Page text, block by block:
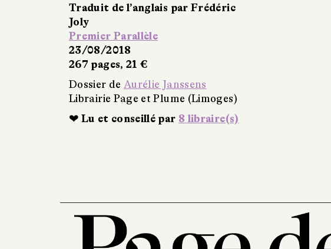
Traduit de l’anglais par Frédéric
Joly
Premier Parallèle
23/08/2018
267 pages, 21 €
Dossier de Aurélie Janssens
Librairie Page et Plume (Limoges)
❤ Lu et conseillé par 8 libraire(s)